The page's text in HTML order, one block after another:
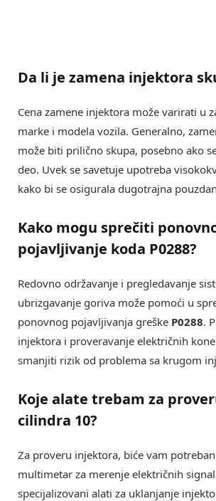
Da li je zamena injektora
Cena zamene injektora može varirati u
marke i modela vozila. Generalno,
može biti prilično skupa, posebno ako
deo. Uvek se savetuje upotreba
kako bi se osigurala dugotrajna
Kako mogu sprečiti
pojavljivanje koda P0288?
Redovno održavanje i pregledavanje
ubrizgavanje goriva može pomoći u
ponovnog pojavljivanja greške P0288.
injektora i proveravanje električnih
smanjiti rizik od problema sa krugom
Koje alate trebam za
cilindra 10?
Za proveru injektora, biće vam
multimetar za merenje električnih
specijalizovani alati za uklanjanje